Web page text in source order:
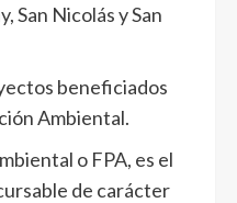
San Nicolás y San
beneficiados
Ambiental.
o FPA, es el
de carácter